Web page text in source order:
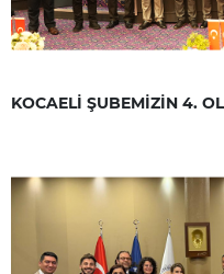
KOCAELİ ŞUBEMİZİN 4.